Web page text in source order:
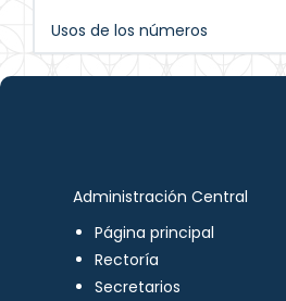
Usos de los números
Administración Central
Página principal
Rectoría
Secretarios